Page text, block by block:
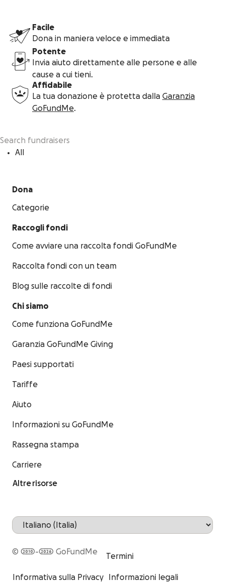
Facile
Dona in maniera veloce e immediata
Potente
Invia aiuto direttamente alle persone e alle
cause a cui tieni.
Affidabile
La tua donazione è protetta dalla Garanzia
GoFundMe.
All
Dona
Categorie
Raccogli fondi
Come avviare una raccolta fondi GoFundMe
Raccolta fondi con un team
Blog sulle raccolte di fondi
Chi siamo
Come funziona GoFundMe
Garanzia GoFundMe Giving
Paesi supportati
Tariffe
Aiuto
Informazioni su GoFundMe
Rassegna stampa
Carriere
Altre risorse
© 2010-2026 GoFundMe
Termini
Informativa sulla Privacy Informazioni legali